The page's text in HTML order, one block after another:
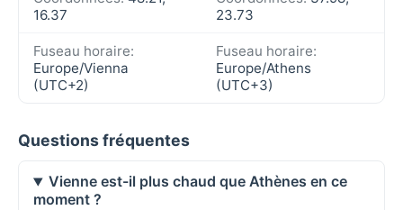
16.37
23.73
Fuseau horaire:
Europe/Vienna
(UTC+2)
Fuseau horaire:
Europe/Athens
(UTC+3)
Questions fréquentes
Vienne est-il plus chaud que Athènes en ce
moment ?